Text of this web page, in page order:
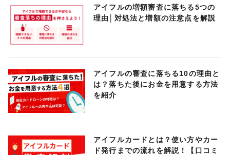
アイフルの増額審査に落ちる5つの
理由│対処法と増額の注意点を解説
アイフルの審査に落ちる10の理由と
は？落ちた後にお金を用意する方法
を紹介
アイフルカードとは？使い方やカー
ド発行までの流れを解説！【口コミ